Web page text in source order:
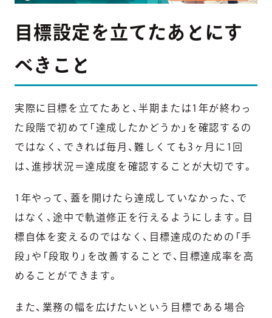
目標設定を立てたあとにす
べきこと
実際に目標を立てたあと、半期または1年が終わっ
た段階で初めて「達成したかどうか」を確認するの
ではなく、できれば毎月、難しくても3ヶ月に1回
は、進捗状況＝達成度を確認することが大切です。
1年やって、蓋を開けたら達成していなかった、で
はなく、途中で軌道修正を行えるようにします。目
標自体を変えるのではなく、目標達成のための「手
段」や「段取り」を改善することで、目標達成率を高
めることができます。
また、業務の幅を広げたいという目標である場合